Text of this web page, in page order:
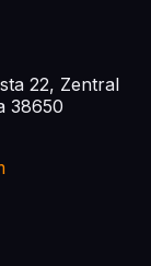
22, Zentral
38650